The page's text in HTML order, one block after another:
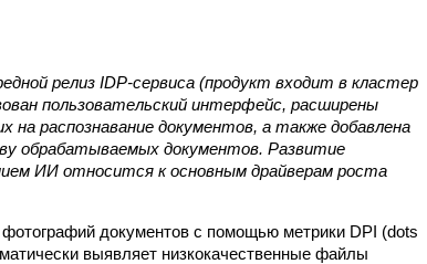
релиз IDP-сервиса (продукт входит в кластер
пользовательский интерфейс, расширены
распознавание документов, а также добавлена
обрабатываемых документов. Развитие
ИИ относится к основным драйверам роста
документов с помощью метрики DPI (dots
выявляет низкокачественные файлы